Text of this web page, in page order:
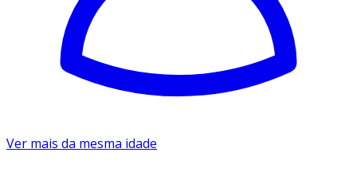
Ver mais da mesma idade